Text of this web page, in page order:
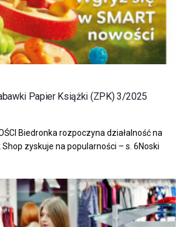
Papier Książki (ZPK) 3/2025
Biedronka rozpoczyna działalność na
Shop zyskuje na popularności – s. 6Noski